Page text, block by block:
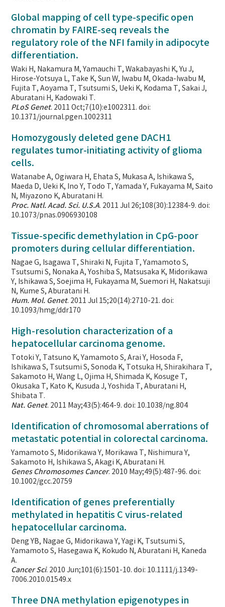
Global mapping of cell type-specific open
chromatin by FAIRE-seq reveals the
regulatory role of the NFI family in adipocyte
differentiation.
Waki H, Nakamura M, Yamauchi T, Wakabayashi K, Yu J,
Hirose-Yotsuya L, Take K, Sun W, Iwabu M, Okada-Iwabu M,
Fujita T, Aoyama T, Tsutsumi S, Ueki K, Kodama T, Sakai J,
Aburatani H, Kadowaki T.
PLoS Genet. 2011 Oct;7(10):e1002311. doi:
10.1371/journal.pgen.1002311
Homozygously deleted gene DACH1
regulates tumor-initiating activity of glioma
cells.
Watanabe A, Ogiwara H, Ehata S, Mukasa A, Ishikawa S,
Maeda D, Ueki K, Ino Y, Todo T, Yamada Y, Fukayama M, Saito
N, Miyazono K, Aburatani H.
Proc. Natl. Acad. Sci. U.S.A. 2011 Jul 26;108(30):12384-9. doi:
10.1073/pnas.0906930108
Tissue-specific demethylation in CpG-poor
promoters during cellular differentiation.
Nagae G, Isagawa T, Shiraki N, Fujita T, Yamamoto S,
Tsutsumi S, Nonaka A, Yoshiba S, Matsusaka K, Midorikawa
Y, Ishikawa S, Soejima H, Fukayama M, Suemori H, Nakatsuji
N, Kume S, Aburatani H.
Hum. Mol. Genet. 2011 Jul 15;20(14):2710-21. doi:
10.1093/hmg/ddr170
High-resolution characterization of a
hepatocellular carcinoma genome.
Totoki Y, Tatsuno K, Yamamoto S, Arai Y, Hosoda F,
Ishikawa S, Tsutsumi S, Sonoda K, Totsuka H, Shirakihara T,
Sakamoto H, Wang L, Ojima H, Shimada K, Kosuge T,
Okusaka T, Kato K, Kusuda J, Yoshida T, Aburatani H,
Shibata T.
Nat. Genet. 2011 May;43(5):464-9. doi: 10.1038/ng.804
Identification of chromosomal aberrations of
metastatic potential in colorectal carcinoma.
Yamamoto S, Midorikawa Y, Morikawa T, Nishimura Y,
Sakamoto H, Ishikawa S, Akagi K, Aburatani H.
Genes Chromosomes Cancer. 2010 May;49(5):487-96. doi:
10.1002/gcc.20759
Identification of genes preferentially
methylated in hepatitis C virus-related
hepatocellular carcinoma.
Deng YB, Nagae G, Midorikawa Y, Yagi K, Tsutsumi S,
Yamamoto S, Hasegawa K, Kokudo N, Aburatani H, Kaneda
A.
Cancer Sci. 2010 Jun;101(6):1501-10. doi: 10.1111/j.1349-
7006.2010.01549.x
Three DNA methylation epigenotypes in